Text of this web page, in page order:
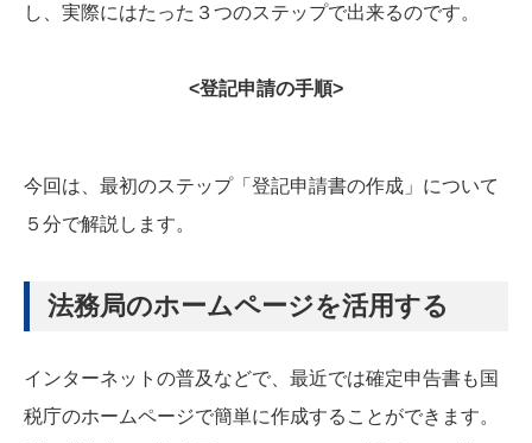
し、実際にはたった３つのステップで出来るのです。
<登記申請の手順>
今回は、最初のステップ「登記申請書の作成」について
５分で解説します。
法務局のホームページを活用する
インターネットの普及などで、最近では確定申告書も国
税庁のホームページで簡単に作成することができます。